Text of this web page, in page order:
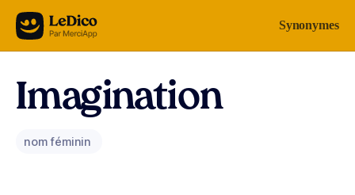
Aller au contenu Synonymes
Imagination
nom féminin